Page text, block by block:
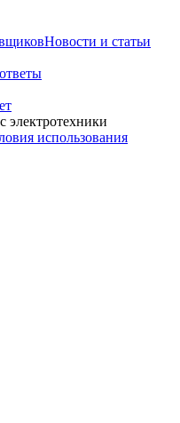
Новости и статьи
электротехники
использования